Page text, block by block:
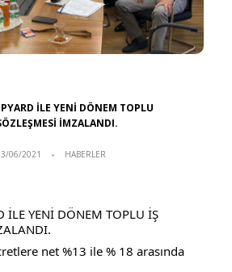
İLE YENİ DÖNEM TOPLU
İMZALANDI.
06/2021 HABERLER
İLE YENİ DÖNEM TOPLU İŞ
net %13 ile % 18 arasında